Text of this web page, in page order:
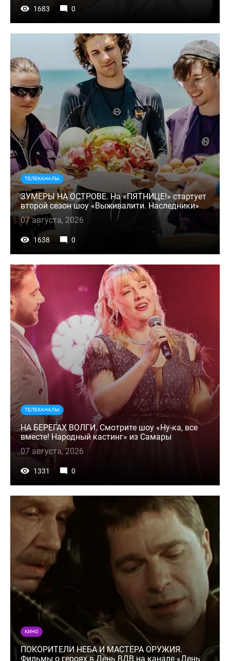
1683 0
ТЕЛЕКАНАЛЫ
ЗУМЕРЫ НА ОСТРОВЕ. На «ПЯТНИЦЕ!» стартует
второй сезон шоу «Выживалити. Наследники»
07 августа, 2026
1638 0
ТЕЛЕКАНАЛЫ
НА БЕРЕГАХ ВОЛГИ. Смотрите шоу «Ну-ка, все
вместе! Народный кастинг» из Самары
07 августа, 2026
1331 0
КИНО
ПОКОРИТЕЛИ НЕБА И МАСТЕРА ОРУЖИЯ.
Фильмы о героях в День ВДВ на канале «День